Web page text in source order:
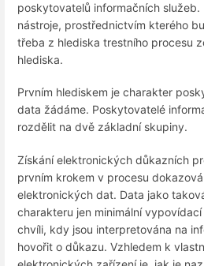
poskytovatelů informačních služeb.
nástroje, prostřednictvím kterého
třeba z hlediska trestního procesu
hlediska.
Prvním hlediskem je charakter
data žádáme. Poskytovatelé
rozdělit na dvě základní skupiny.
Získání elektronických důkazních
prvním krokem v procesu
elektronických dat. Data jako
charakteru jen minimální
chvíli, kdy jsou interpretována na
hovořit o důkazu. Vzhledem k